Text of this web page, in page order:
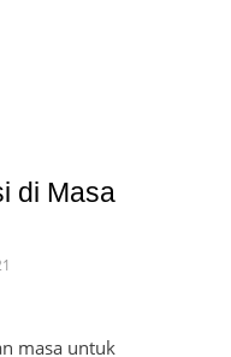
di Masa
masa untuk